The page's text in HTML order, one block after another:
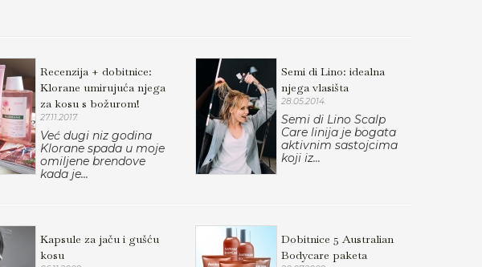
Recenzija + dobitnice:
Klorane umirujuća njega
za kosu s božurom!
27.11.2017.
Već dugi niz godina
Klorane spada u moje
omiljene brendove
kada je...
Semi di Lino: idealna
njega vlasišta
28.05.2014.
Semi di Lino Scalp
Care linija je bogata
aktivnim sastojcima
koji iz...
Kapsule za jaču i gušću
kosu
Dobitnice 5 Australian
Bodycare paketa